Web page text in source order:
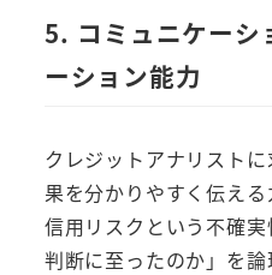
5. コミュニケーシ
ーション能力
クレジットアナリスト
果を分かりやすく伝える
信用リスクという不確
判断に至ったのか」を